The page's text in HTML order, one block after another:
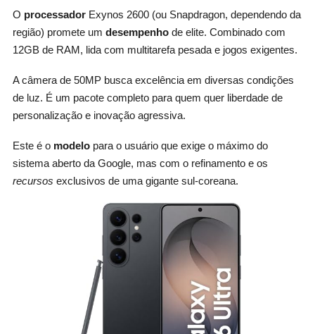
O processadorExynos 2600 (ou Snapdragon, dependendo da
região) promete um desempenhode elite. Combinado com
12GB de RAM, lida com multitarefa pesada e jogos exigentes.
A câmera de 50MP busca excelência em diversas condições
de luz. É um pacote completo para quem quer liberdade de
personalização e inovação agressiva.
Este é o modelopara o usuário que exige o máximo do
sistema aberto da Google, mas com o refinamento e os
recursos exclusivos de uma gigante sul-coreana.